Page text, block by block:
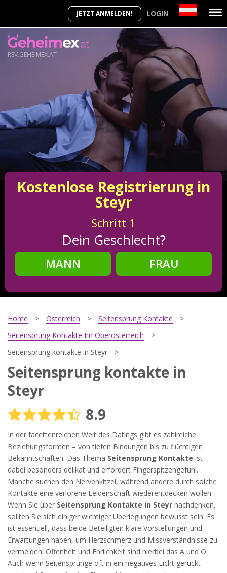
JETZT ANMELDEN! LOGIN
REV.GEHEIMEX.AT
Kostenlose Registrierung in
Steyr
Schritt 1
Dein Geschlecht?
MANN
FRAU
Schritt2
Schritt
Deine E-Mail?
Nutzungsbedingungen und derDatenschutzerklärung
einverstanden. Ich erhalte Informationen und Angebote des
Betreibers per E-Mail, der Zusendung kann ich jederzeit
widersprechen.
JETZT ANMELDEN!
Home Osterreich
Seitensprung Kontakte
Seitensprung Kontakte Im Oberösterreich
Seitensprung kontakte in Steyr
Seitensprung kontakte in
Steyr
8.9
In der facettenreichen Welt des Datings gibt es zahlreiche
Beziehungsformen – von tiefen Bindungen bis zu flüchtigen
Bekanntschaften. Das Thema Seitensprung Kontakte ist
dabei besonders delikat und erfordert Fingerspitzengefühl.
Manche suchen den Nervenkitzel, während andere durch solche
Kontakte eine verlorene Leidenschaft wiederentdecken wollen.
Wenn Sie über Seitensprung Kontakte in Steyr nachdenken,
sollten Sie sich einiger wichtiger Überlegungen bewusst sein. Es
ist essentiell, dass beide Beteiligten klare Vorstellungen und
Erwartungen haben, um Herzschmerz und Missverständnisse zu
vermeiden. Offenheit und Ehrlichkeit sind hierbei das A und O.
Auch wenn Seitensprünge oft in ein negatives Licht gerückt